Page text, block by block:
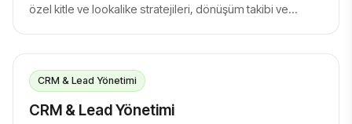
özel kitle ve lookalike stratejileri, dönüşüm takibi ve
CRM & Lead Yönetimi
CRM & Lead Yönetimi